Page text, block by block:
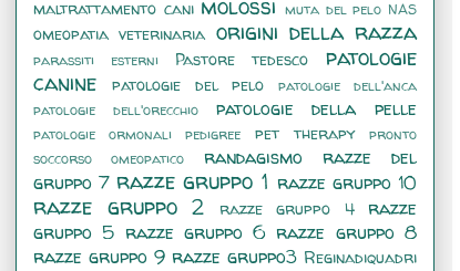
maltrattamento cani molossi muta del pelo NAS
omeopatia veterinaria origini della razza
parassiti esterni Pastore tedesco
patologie
canine
patologie del pelo
patologie dell'anca
patologie dell'orecchio
patologie della pelle
patologie ormonali pedigree pet therapy
pronto
soccorso omeopatico
randagismo
razze del
gruppo 7 razze gruppo 1 razze gruppo 10
razze gruppo 2 razze gruppo 4
razze
gruppo 5 razze gruppo 6 razze gruppo 8
razze gruppo 9 razze gruppo3 Reginadiquadri